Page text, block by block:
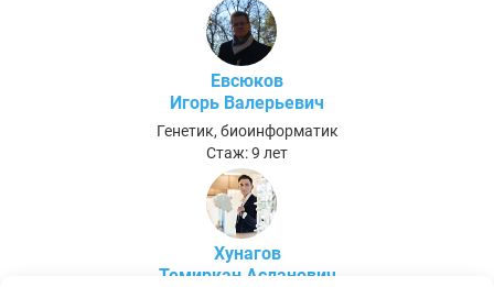
Евсюков
Игорь Валерьевич
Генетик, биоинформатик
Стаж: 9 лет
Хунагов
Темиркан Асланович